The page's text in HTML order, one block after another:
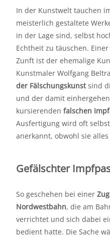
In der Kunstwelt tauchen
meisterlich gestaltete
in der Lage sind, selbst
Echtheit zu täuschen.
Zunft ist der ehemalige
Kunstmaler Wolfgang
der Fälschungskunstsind
und der damit
kursierenden falschen
Ausfertigung wird oft
anerkannt, obwohl sie
Gefälschter
So geschehen bei einer
Nordwestbahn, die am
verrichtet und sich dabei
bedient hatte. Die Sache